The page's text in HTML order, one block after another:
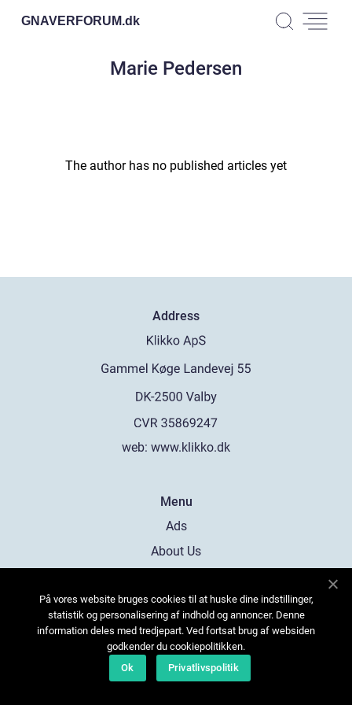
GNAVERFORUM.dk
Marie Pedersen
The author has no published articles yet
Address
web: www.klikko.dk
Menu
Ads
About Us
Contact
Sitemap
På vores website bruges cookies til at huske dine indstillinger,
statistik og personalisering af indhold og annoncer. Denne
information deles med tredjepart. Ved fortsat brug af websiden
godkender du cookiepolitikken.
Ok
Privatlivspolitik